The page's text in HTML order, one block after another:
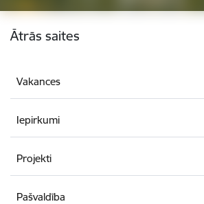
Kājene
Ātrās saites
Vakances
Iepirkumi
Projekti
Pašvaldība